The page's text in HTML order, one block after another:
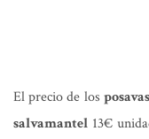
El precio de los
salvamantel 13€